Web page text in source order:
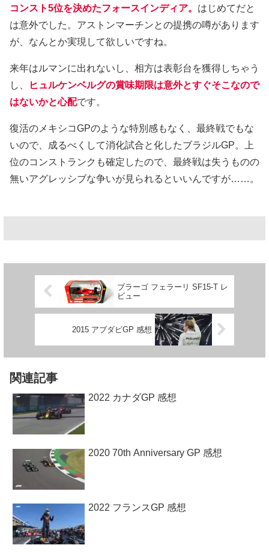
コンスト5位を決めたフォースインディア。 はじめてだと
は意外でした。アストンマーチンとの提携の噂があります
が、なんとか実現して欲しいですね。
来年はルマンに出れないし、相方は表彰台を獲得しちゃう
し、
ヒュルケンベルグの賞味期限は意外とすぐそこなので
はないかと心配です。
復活のメキシコGPのような特別感もなく、最終戦でもな
いので、成るべくして消化試合と化したブラジルGP。上
位のコンストランクも確定したので、最終戦は失うものの
無いアグレッシブな争いが見られるといいんですが……。
ブラーゴ フェラーリ SF15-T レ
ビュー
2015 アブダビGP 感想
関連記事
2022 カナダGP 感想
2020 70th Anniversary GP 感想
2022 フランスGP 感想